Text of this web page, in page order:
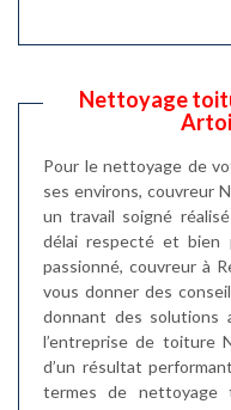
Nettoyage
Pour le nettoyage de
ses environs, couvreur
un travail soigné
délai respecté et bien
passionné, couvreur à
vous donner des
donnant des solutions
l’entreprise de toiture
d’un résultat
termes de nettoyage